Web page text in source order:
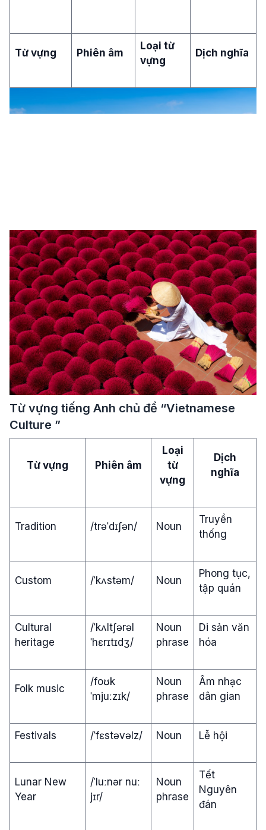
Từ vựng Phiên âm
Loại từ
vựng
Dịch nghĩa
Từ vựng tiếng Anh chủ đề “Vietnamese
Culture ”
Từ vựng Phiên âm
Loại
từ
vựng
Dịch
nghĩa
Tradition /trəˈdɪʃən/ Noun
Truyền
thống
Custom /ˈkʌstəm/ Noun
Phong tục,
tập quán
Cultural
heritage
/ˈkʌltʃərəl
ˈhɛrɪtɪdʒ/
Noun
phrase
Di sản văn
hóa
Folk music
/foʊk
ˈmjuːzɪk/
Noun
phrase
Âm nhạc
dân gian
Festivals /ˈfɛstəvəlz/ Noun Lễ hội
Lunar New
Year
/ˈluːnər nuː
jɪr/
Noun
phrase
Tết
Nguyên
đán